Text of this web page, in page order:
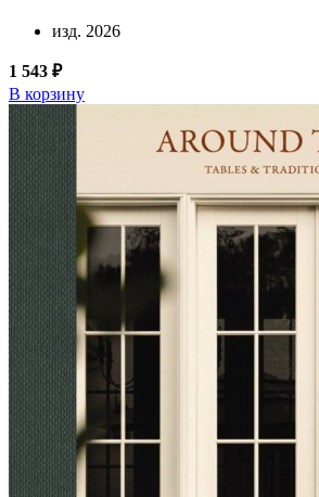
изд. 2026
1 543 ₽
В корзину